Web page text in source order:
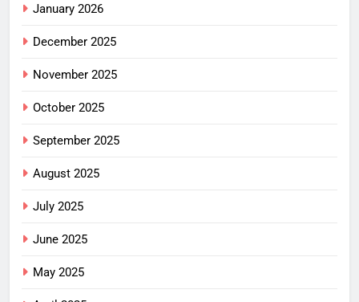
January 2026
December 2025
November 2025
October 2025
September 2025
August 2025
July 2025
June 2025
May 2025